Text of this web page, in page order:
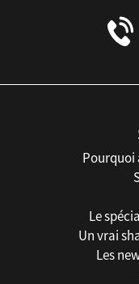
Pourquoi
Le
Un vrai
Les